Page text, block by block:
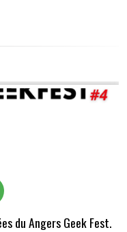
du Angers Geek Fest.